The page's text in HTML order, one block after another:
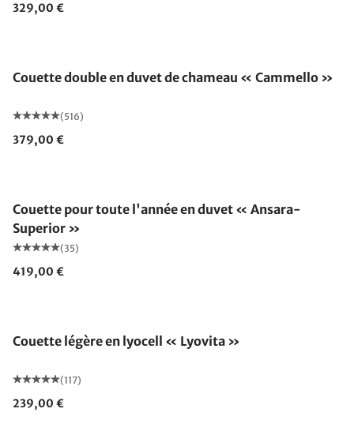
329,00 €
Couette double en duvet de chameau « Cammello »
(516)
379,00 €
Couette pour toute l'année en duvet « Ansara-
Superior »
(35)
419,00 €
Couette légère en lyocell « Lyovita »
(117)
239,00 €